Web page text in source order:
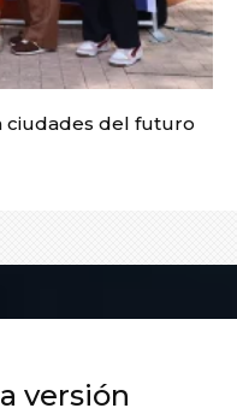
ciudades del futuro
versión